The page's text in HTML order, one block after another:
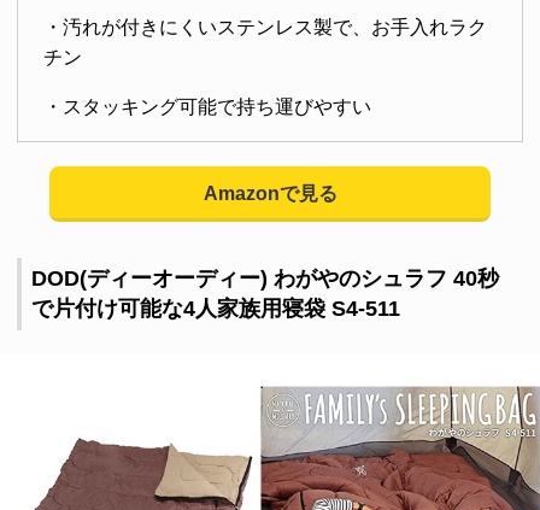
・汚れが付きにくいステンレス製で、お手入れラク
チン
・スタッキング可能で持ち運びやすい
Amazonで見る
DOD(ディーオーディー) わがやのシュラフ 40秒
で片付け可能な4人家族用寝袋 S4-511